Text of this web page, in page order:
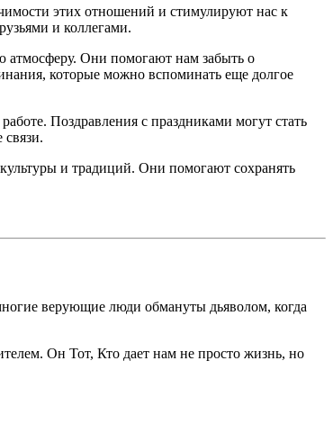
этих отношений и стимулируют нас к
и коллегами.
атмосферу. Они помогают нам забыть о
которые можно вспоминать еще долгое
Поздравления с праздниками могут стать
и традиций. Они помогают сохранять
верующие люди обмануты дьяволом, когда
Он Тот, Кто дает нам не просто жизнь, но